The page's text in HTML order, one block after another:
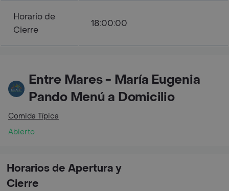
Horario de
Cierre
18:00:00
Entre Mares - María Eugenia
Pando Menú a Domicilio
Comida Típica
Abierto
Horarios de Apertura y
Cierre